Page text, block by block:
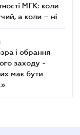
МГК: коли
а коли – ні
і обрання
заходу -
має бути